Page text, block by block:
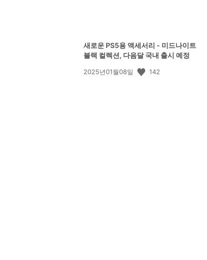
새로운 PS5용 액세서리 - 미드나이트
블랙 컬렉션, 다음달 국내 출시 예정
공
2025년01월08일 142